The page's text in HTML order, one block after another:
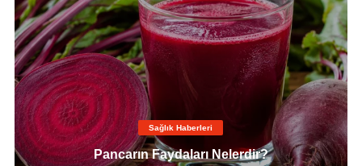
Sağlık Haberleri
Pancarın Faydaları Nelerdir?